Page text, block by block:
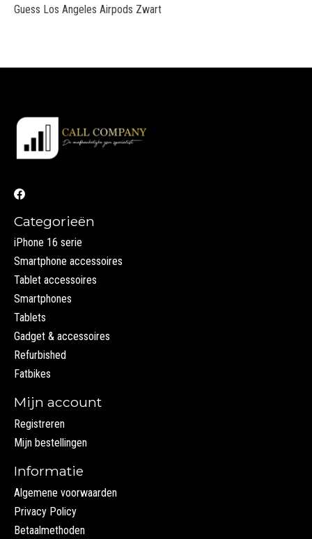
Guess Los Angeles Airpods Zwart
Categorieën
iPhone 16 serie
Smartphone accessoires
Tablet accessoires
Smartphones
Tablets
Gadget & accessoires
Refurbished
Fatbikes
Mijn account
Registreren
Mijn bestellingen
Informatie
Algemene voorwaarden
Privacy Policy
Betaalmethoden